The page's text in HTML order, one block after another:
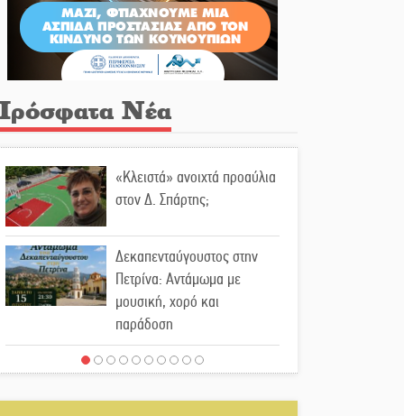
Νέα
«Κλειστά» ανοιχτά προαύλια
στον Δ. Σπάρτης;
Δεκαπενταύγουστος στην
Πετρίνα: Αντάμωμα με
μουσική, χορό και
παράδοση
Σωτήρια επέμβαση για